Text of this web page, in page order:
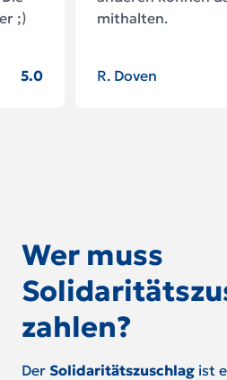
;)
5.0
mithalten.
R. Doven
Wer muss
zahlen?
Der Solidaritätszuschlag ist